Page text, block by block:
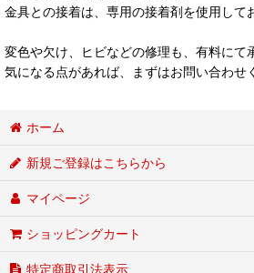
金具との接着は、専用の接着剤を使用して
変色や欠け、ヒビなどの修理も、有料にて
気になる点があれば、まずはお問い合わせ
ホーム
新規ご登録はこちらから
マイページ
ショッピングカート
特定商取引法表示